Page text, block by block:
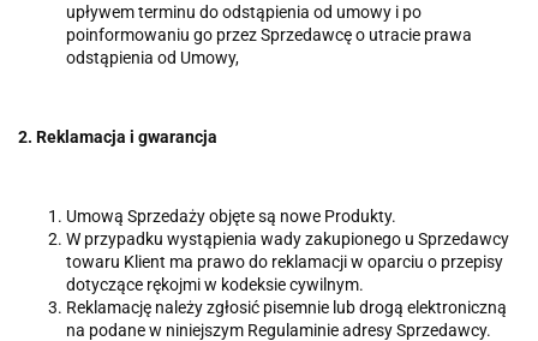
upływem terminu do odstąpienia od umowy i po
poinformowaniu go przez Sprzedawcę o utracie prawa
odstąpienia od Umowy,
2. Reklamacja i gwarancja
Umową Sprzedaży objęte są nowe Produkty.
W przypadku wystąpienia wady zakupionego u Sprzedawcy
towaru Klient ma prawo do reklamacji w oparciu o przepisy
dotyczące rękojmi w kodeksie cywilnym.
Reklamację należy zgłosić pisemnie lub drogą elektroniczną
na podane w niniejszym Regulaminie adresy Sprzedawcy.